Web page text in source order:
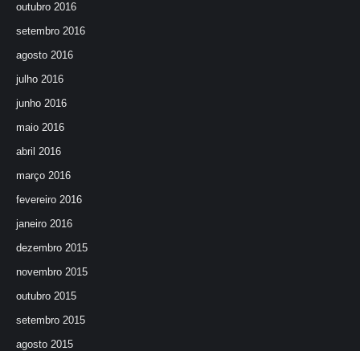
outubro 2016
setembro 2016
agosto 2016
julho 2016
junho 2016
maio 2016
abril 2016
março 2016
fevereiro 2016
janeiro 2016
dezembro 2015
novembro 2015
outubro 2015
setembro 2015
agosto 2015